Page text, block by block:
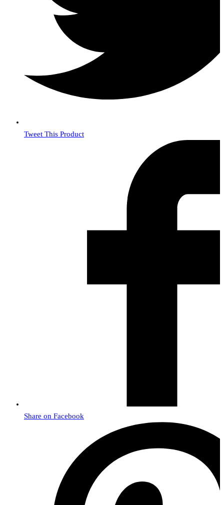
Tweet This Product
Share on Facebook